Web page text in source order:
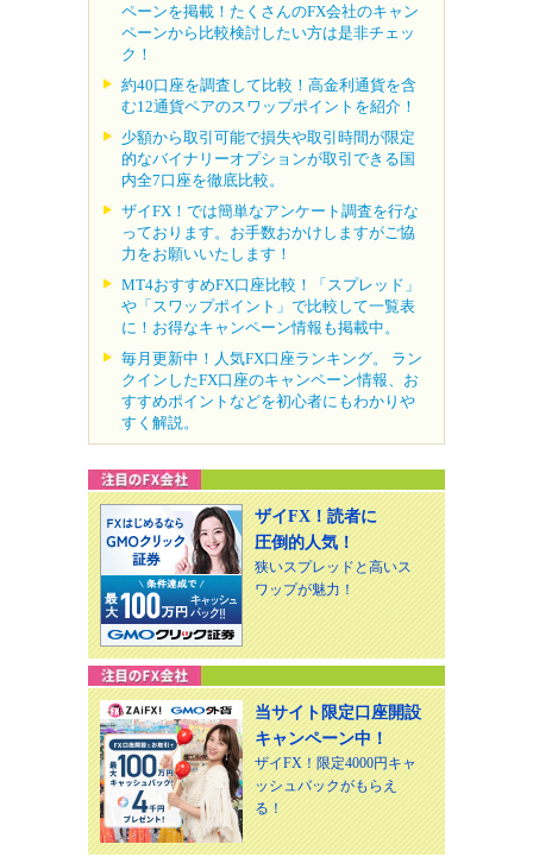
ペーンを掲載！たくさんのFX会社のキャン
ペーンから比較検討したい方は是非チェッ
ク！
約40口座を調査して比較！高金利通貨を含
む12通貨ペアのスワップポイントを紹介！
少額から取引可能で損失や取引時間が限定
的なバイナリーオプションが取引できる国
内全7口座を徹底比較。
ザイFX！では簡単なアンケート調査を行な
っております。お手数おかけしますがご協
力をお願いいたします！
MT4おすすめFX口座比較！「スプレッド」
や「スワップポイント」で比較して一覧表
に！お得なキャンペーン情報も掲載中。
毎月更新中！人気FX口座ランキング。 ラン
クインしたFX口座のキャンペーン情報、お
すすめポイントなどを初心者にもわかりや
すく解説。
ザイFX！読者に
圧倒的人気！
狭いスプレッドと高いス
ワップが魅力！
当サイト限定口座開設
キャンペーン中！
ザイFX！限定4000円キャ
ッシュバックがもらえ
る！